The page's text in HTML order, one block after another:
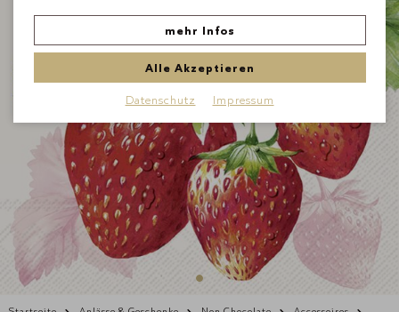
mehr Infos
Alle Akzeptieren
Datenschutz Impressum